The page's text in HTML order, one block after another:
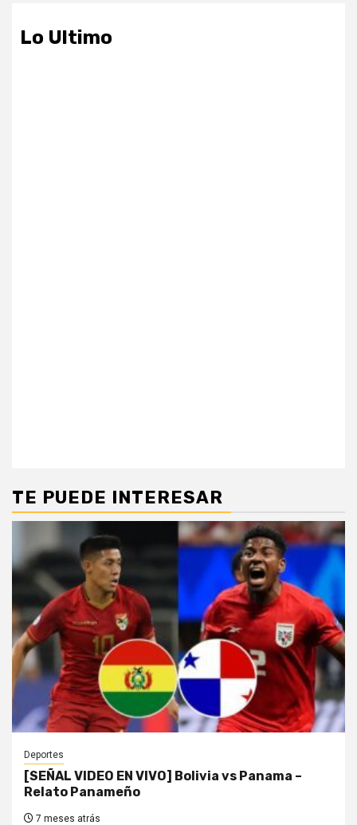
Lo Ultimo
TE PUEDE INTERESAR
Deportes
[SEÑAL VIDEO EN VIVO] Bolivia vs Panama –
Relato Panameño
7 meses atrás